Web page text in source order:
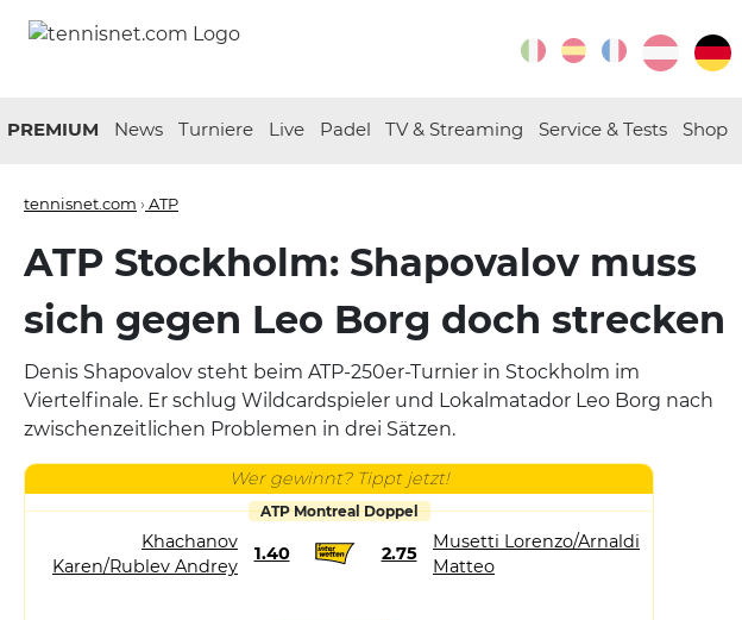
PREMIUM News Turniere Live Padel TV & Streaming Service & Tests Shop
tennisnet.com › ATP
ATP Stockholm: Shapovalov muss
sich gegen Leo Borg doch strecken
Denis Shapovalov steht beim ATP-250er-Turnier in Stockholm im
Viertelfinale. Er schlug Wildcardspieler und Lokalmatador Leo Borg nach
zwischenzeitlichen Problemen in drei Sätzen.
Wer gewinnt? Tippt jetzt!
ATP Montreal Doppel
Khachanov
Karen/Rublev Andrey
1.40 2.75
Musetti Lorenzo/Arnaldi
Matteo